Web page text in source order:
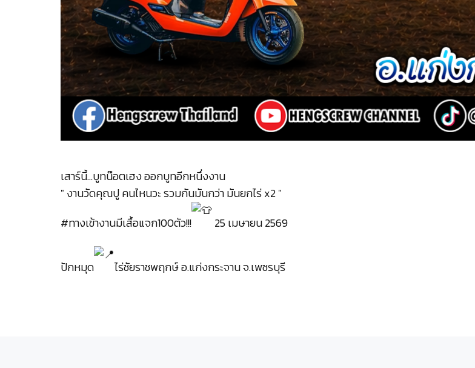
เสาร์นี้...บูทน๊อตเฮง ออกบูทอีกหนึ่งงาน
" งานวัดคุณปู คนไหนวะ รวมกันมันกว่า มันยกไร่ x2 "
#ทางเข้างานมีเสื้อแจก100ตัว!!! 25 เมษายน 2569
ปักหมุด ไร่ชัยราชพฤกษ์ อ.แก่งกระจาน จ.เพชรบุรี